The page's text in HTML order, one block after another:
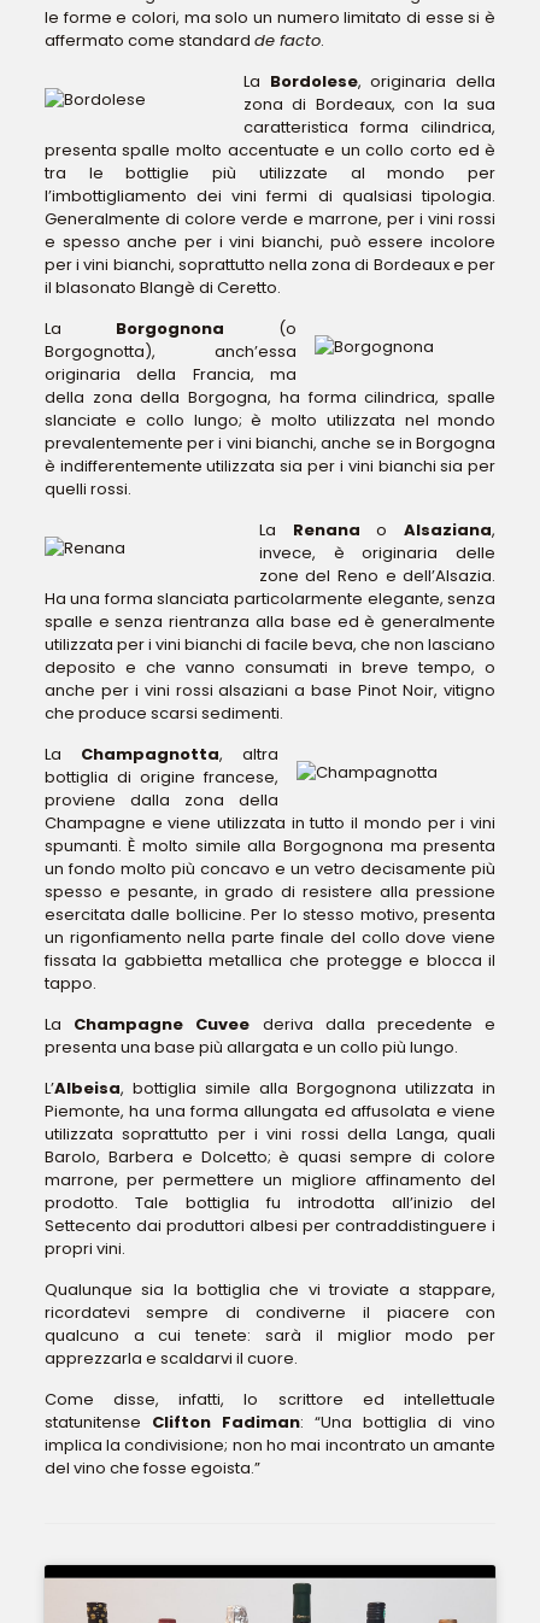
le forme e colori, ma solo un numero limitato di esse si è
affermato come standard de facto.
La Bordolese, originaria della
zona di Bordeaux, con la sua
caratteristica forma cilindrica,
presenta spalle molto accentuate e un collo corto ed è
tra le bottiglie più utilizzate al mondo per
l’imbottigliamento dei vini fermi di qualsiasi tipologia.
Generalmente di colore verde e marrone, per i vini rossi
e spesso anche per i vini bianchi, può essere incolore
per i vini bianchi, soprattutto nella zona di Bordeaux e per
il blasonato Blangè di Ceretto.
La Borgognona (o
Borgognotta), anch’essa
originaria della Francia, ma
della zona della Borgogna, ha forma cilindrica, spalle
slanciate e collo lungo; è molto utilizzata nel mondo
prevalentemente per i vini bianchi, anche se in Borgogna
è indifferentemente utilizzata sia per i vini bianchi sia per
quelli rossi.
La Renana oAlsaziana,
invece, è originaria delle
zone del Reno e dell’Alsazia.
Ha una forma slanciata particolarmente elegante, senza
spalle e senza rientranza alla base ed è generalmente
utilizzata per i vini bianchi di facile beva, che non lasciano
deposito e che vanno consumati in breve tempo, o
anche per i vini rossi alsaziani a base Pinot Noir, vitigno
che produce scarsi sedimenti.
La Champagnotta, altra
bottiglia di origine francese,
proviene dalla zona della
Champagne e viene utilizzata in tutto il mondo per i vini
spumanti. È molto simile alla Borgognona ma presenta
un fondo molto più concavo e un vetro decisamente più
spesso e pesante, in grado di resistere alla pressione
esercitata dalle bollicine. Per lo stesso motivo, presenta
un rigonfiamento nella parte finale del collo dove viene
fissata la gabbietta metallica che protegge e blocca il
tappo.
La Champagne Cuvee deriva dalla precedente e
presenta una base più allargata e un collo più lungo.
L’Albeisa, bottiglia simile alla Borgognona utilizzata in
Piemonte, ha una forma allungata ed affusolata e viene
utilizzata soprattutto per i vini rossi della Langa, quali
Barolo, Barbera e Dolcetto; è quasi sempre di colore
marrone, per permettere un migliore affinamento del
prodotto. Tale bottiglia fu introdotta all’inizio del
Settecento dai produttori albesi per contraddistinguere i
propri vini.
Qualunque sia la bottiglia che vi troviate a stappare,
ricordatevi sempre di condiverne il piacere con
qualcuno a cui tenete: sarà il miglior modo per
apprezzarla e scaldarvi il cuore.
Come disse, infatti, lo scrittore ed intellettuale
statunitense Clifton Fadiman: “Una bottiglia di vino
implica la condivisione; non ho mai incontrato un amante
del vino che fosse egoista.”